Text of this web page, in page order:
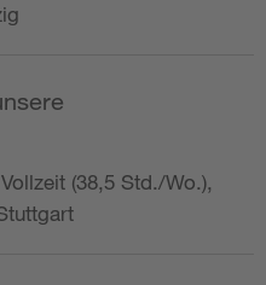
(38,5 Std./Wo.),